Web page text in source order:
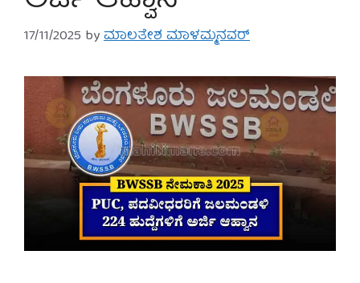
17/11/2025 byಮಾಲತೇಶ ಮಾಳಮ್ಮನವರ್